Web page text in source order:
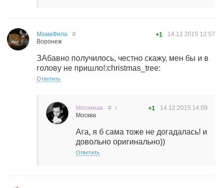
МамаФила
Воронеж
14.12.2015 12:57
# +1
ЗАбавно получилось, честно скажу, мен бы и в
голову не пришло!:christmas_tree:
Ответить
Мосинька
Москва
14.12.2015 14:09
# ↑ +1
Ага, я б сама тоже не догадалась! и
довольно оригинально))
Ответить